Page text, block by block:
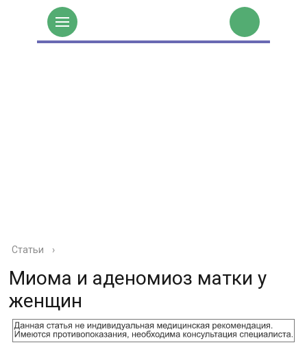
Статьи ›
Миома и аденомиоз матки у
женщин